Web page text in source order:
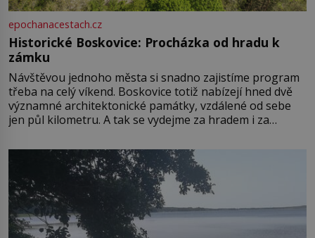
epochanacestach.cz
Historické Boskovice: Procházka od hradu k
zámku
Návštěvou jednoho města si snadno zajistíme program
třeba na celý víkend. Boskovice totiž nabízejí hned dvě
významné architektonické památky, vzdálené od sebe
jen půl kilometru. A tak se vydejme za hradem i za
Boskovice na okraji Drahanské vrchoviny vznikla někdy
ve13. století, a už v roce 1313 kronikáři zaznamenali